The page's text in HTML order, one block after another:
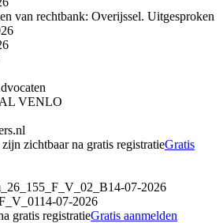
van rechtbank: Overijssel. Uitgesproken
VENLO
zichtbaar na gratis registratieGratis
14-07-2026
14-07-2026
gratis registratieGratis aanmelden